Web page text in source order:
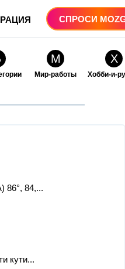
СПРОСИ
М
Мир-работы
Х
Хобби-и-
86°, 84,...
кути...